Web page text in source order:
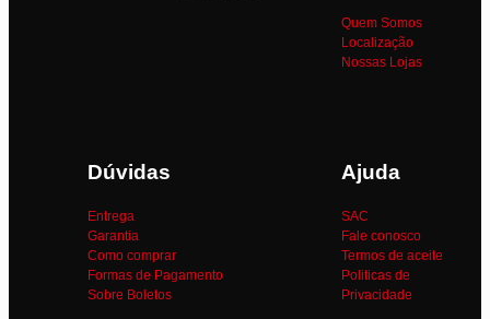
Quem Somos
Localização
Nossas Lojas
Dúvidas
Entrega
Garantia
Como comprar
Formas de Pagamento
Sobre Boletos
Ajuda
SAC
Fale conosco
Termos de aceite
Politicas de
Privacidade